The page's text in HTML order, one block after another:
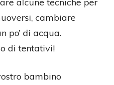
cambiare
po’ di acqua.
di tentativi!
bambino